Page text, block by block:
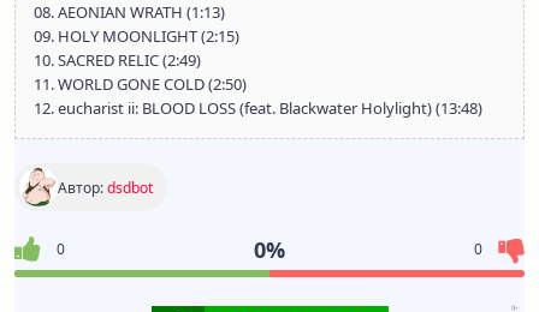
08. AEONIAN WRATH (1:13)
09. HOLY MOONLIGHT (2:15)
10. SACRED RELIC (2:49)
11. WORLD GONE COLD (2:50)
12. eucharist ii: BLOOD LOSS (feat. Blackwater Holylight) (13:48)
Автор:dsdbot
0 0% 0